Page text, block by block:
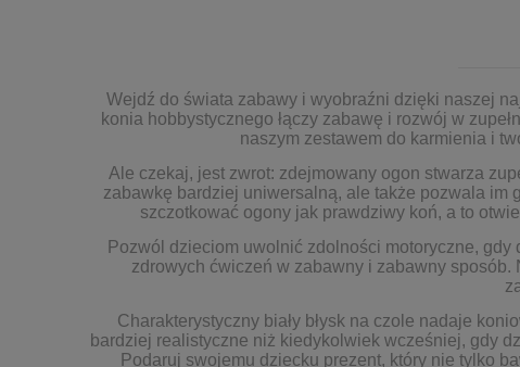
Wejdź do świata zabawy i wyobraźni dzięki naszej
konia hobbystycznego łączy zabawę i rozwój w
naszym zestawem do karmienia i
Ale czekaj, jest zwrot: zdejmowany ogon stwarza
zabawkę bardziej uniwersalną, ale także pozwala im
szczotkować ogony jak prawdziwy koń, a to
Pozwól dzieciom uwolnić zdolności motoryczne,
zdrowych ćwiczeń w zabawny i zabawny sposób.
Charakterystyczny biały błysk na czole nadaje
bardziej realistyczne niż kiedykolwiek wcześniej, gdy
Podaruj swojemu dziecku prezent, który nie tylko